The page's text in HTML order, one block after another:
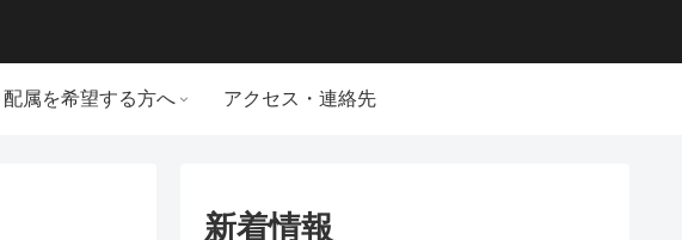
配属を希望する方へ アクセス・連絡先
新着情報